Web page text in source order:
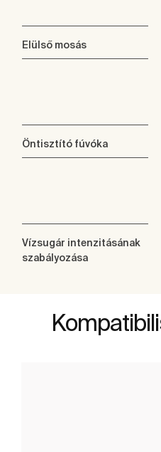
Elülső mosás
Öntisztító fúvóka
Vízsugár intenzitásának
szabályozása